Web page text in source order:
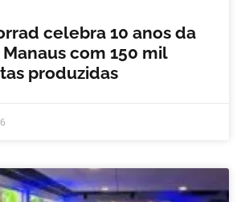
celebra 10 anos da
com 150 mil
produzidas